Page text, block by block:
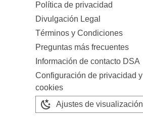
Política de privacidad
Divulgación Legal
Términos y Condiciones
Preguntas más frecuentes
Información de contacto DSA
Configuración de privacidad y
cookies
Ajustes de visualización